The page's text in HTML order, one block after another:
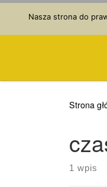
Przejdź do treści
Strona
1 wpis
Nasza strona do